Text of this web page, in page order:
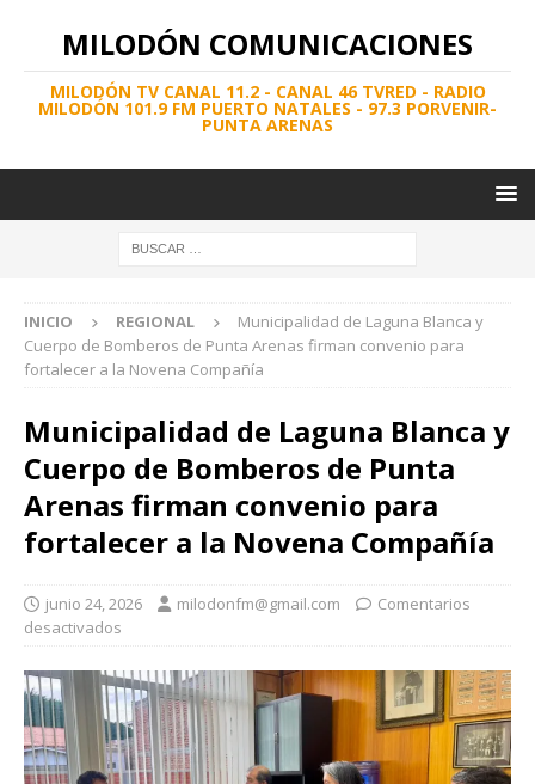
MILODÓN COMUNICACIONES
MILODÓN TV CANAL 11.2 - CANAL 46 TVRED - RADIO
MILODÓN 101.9 FM PUERTO NATALES - 97.3 PORVENIR-
PUNTA ARENAS
INICIO REGIONAL
Municipalidad de Laguna Blanca y
Cuerpo de Bomberos de Punta Arenas firman convenio para
fortalecer a la Novena Compañía
Municipalidad de Laguna Blanca y
Cuerpo de Bomberos de Punta
Arenas firman convenio para
fortalecer a la Novena Compañía
junio 24, 2026 milodonfm@gmail.com
Comentarios
desactivados